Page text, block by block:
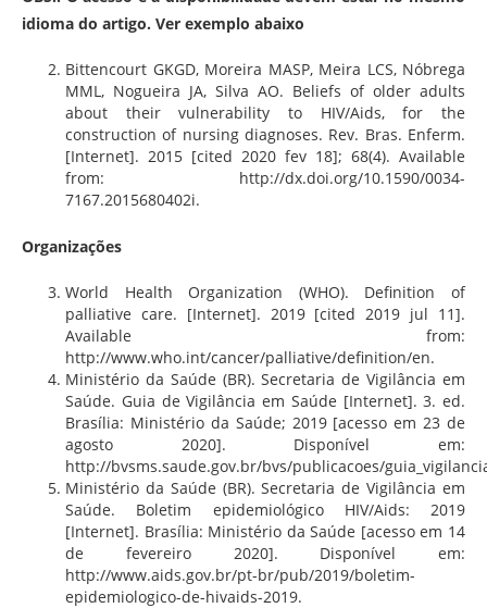
idioma do artigo. Ver exemplo abaixo
Bittencourt GKGD, Moreira MASP, Meira LCS, Nóbrega
MML, Nogueira JA, Silva AO. Beliefs of older adults
about their vulnerability to HIV/Aids, for the
construction of nursing diagnoses. Rev. Bras. Enferm.
[Internet]. 2015 [cited 2020 fev 18]; 68(4). Available
from: http://dx.doi.org/10.1590/0034-
7167.2015680402i.
Organizações
World Health Organization (WHO). Definition of
palliative care. [Internet]. 2019 [cited 2019 jul 11].
Available from:
http://www.who.int/cancer/palliative/definition/en.
Ministério da Saúde (BR). Secretaria de Vigilância em
Saúde. Guia de Vigilância em Saúde [Internet]. 3. ed.
Brasília: Ministério da Saúde; 2019 [acesso em 23 de
agosto 2020]. Disponível em:
http://bvsms.saude.gov.br/bvs/publicacoes/
Ministério da Saúde (BR). Secretaria de Vigilância em
Saúde. Boletim epidemiológico HIV/Aids: 2019
[Internet]. Brasília: Ministério da Saúde [acesso em 14
de fevereiro 2020]. Disponível em:
http://www.aids.gov.br/pt-br/pub/2019/boletim-
epidemiologico-de-hivaids-2019.